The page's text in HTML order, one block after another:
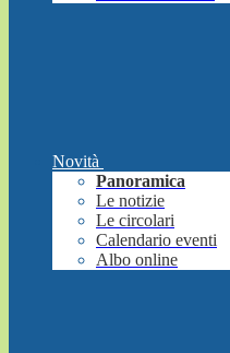
Novità
Panoramica
Le notizie
Le circolari
Calendario eventi
Albo online